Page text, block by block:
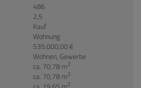
486
2,5
Kauf
Wohnung
535.000,00 €
Wohnen Gewerbe
ca. 70,78 m2
ca. 70,78 m2
2